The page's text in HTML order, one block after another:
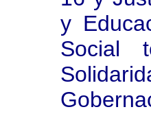
y
Social